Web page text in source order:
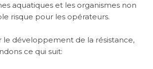
aquatiques et les organismes non
risque pour les opérateurs.
le développement de la résistance,
ce qui suit: